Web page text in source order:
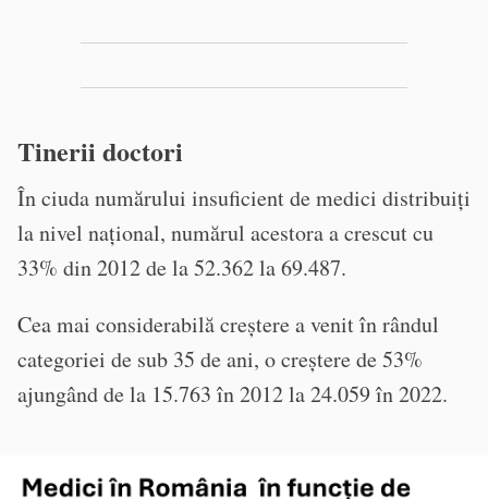
Tinerii doctori
În ciuda numărului insuficient de medici distribuiți
la nivel național, numărul acestora a crescut cu
33% din 2012 de la 52.362 la 69.487.
Cea mai considerabilă creștere a venit în rândul
categoriei de sub 35 de ani, o creștere de 53%
ajungând de la 15.763 în 2012 la 24.059 în 2022.